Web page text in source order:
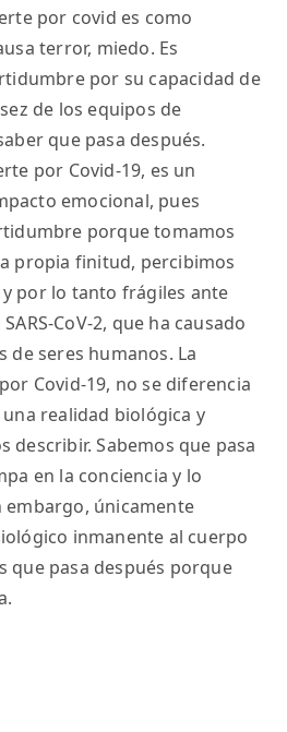
por covid es como
terror, miedo. Es
por su capacidad de
de los equipos de
que pasa después.
por Covid-19, es un
emocional, pues
porque tomamos
propia finitud, percibimos
por lo tanto frágiles ante
CoV-2, que ha causado
de seres humanos. La
Covid-19, no se diferencia
realidad biológica y
describir. Sabemos que pasa
en la conciencia y lo
embargo, únicamente
inmanente al cuerpo
que pasa después porque